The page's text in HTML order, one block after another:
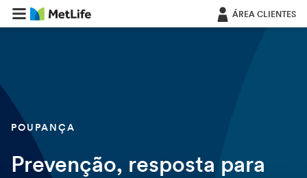
Saltar navegação ÁREA CLIENTES
POUPANÇA
Prevenção, resposta para